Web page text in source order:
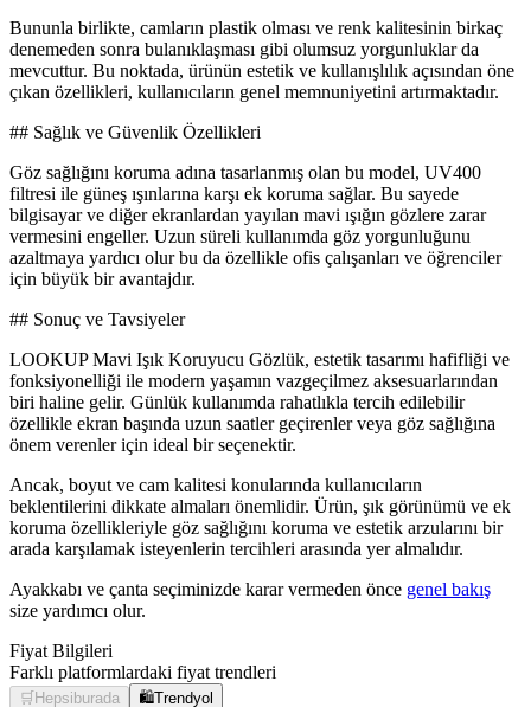
Bununla birlikte, camların plastik olması ve renk kalitesinin birkaç
denemeden sonra bulanıklaşması gibi olumsuz yorgunluklar da
mevcuttur. Bu noktada, ürünün estetik ve kullanışlılık açısından öne
çıkan özellikleri, kullanıcıların genel memnuniyetini artırmaktadır.
## Sağlık ve Güvenlik Özellikleri
Göz sağlığını koruma adına tasarlanmış olan bu model, UV400
filtresi ile güneş ışınlarına karşı ek koruma sağlar. Bu sayede
bilgisayar ve diğer ekranlardan yayılan mavi ışığın gözlere zarar
vermesini engeller. Uzun süreli kullanımda göz yorgunluğunu
azaltmaya yardıcı olur bu da özellikle ofis çalışanları ve öğrenciler
için büyük bir avantajdır.
## Sonuç ve Tavsiyeler
LOOKUP Mavi Işık Koruyucu Gözlük, estetik tasarımı hafifliği ve
fonksiyonelliği ile modern yaşamın vazgeçilmez aksesuarlarından
biri haline gelir. Günlük kullanımda rahatlıkla tercih edilebilir
özellikle ekran başında uzun saatler geçirenler veya göz sağlığına
önem verenler için ideal bir seçenektir.
Ancak, boyut ve cam kalitesi konularında kullanıcıların
beklentilerini dikkate almaları önemlidir. Ürün, şık görünümü ve ek
koruma özellikleriyle göz sağlığını koruma ve estetik arzularını bir
arada karşılamak isteyenlerin tercihleri arasında yer almalıdır.
Ayakkabı ve çanta seçiminizde karar vermeden önce genel bakış
size yardımcı olur.
Fiyat Bilgileri
Farklı platformlardaki fiyat trendleri
🛒 Hepsiburada 🛍️Trendyol